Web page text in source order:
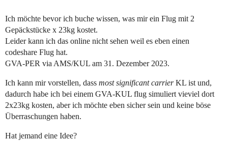
Ich möchte bevor ich buche wissen, was mir ein Flug mit 2
Gepäckstücke x 23kg kostet.
Leider kann ich das online nicht sehen weil es eben einen
codeshare Flug hat.
GVA-PER via AMS/KUL am 31. Dezember 2023.
Ich kann mir vorstellen, dass most significant carrierKL ist und,
dadurch habe ich bei einem GVA-KUL flug simuliert vieviel dort
2x23kg kosten, aber ich möchte eben sicher sein und keine böse
Überraschungen haben.
Hat jemand eine Idee?